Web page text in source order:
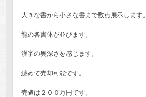
大きな書から小さな書まで数点展示します。
龍の各書体が並びます。
漢字の奥深さを感じます。
纏めて売却可能です。
売値は２００万円です。